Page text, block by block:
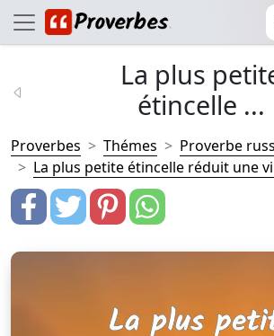
La plus
étincelle ...
Proverbes Thémes
Proverbe
La plus petite étincelle réduit une